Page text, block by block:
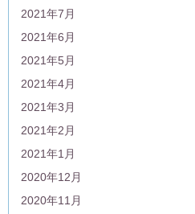
2021年7月
2021年6月
2021年5月
2021年4月
2021年3月
2021年2月
2021年1月
2020年12月
2020年11月